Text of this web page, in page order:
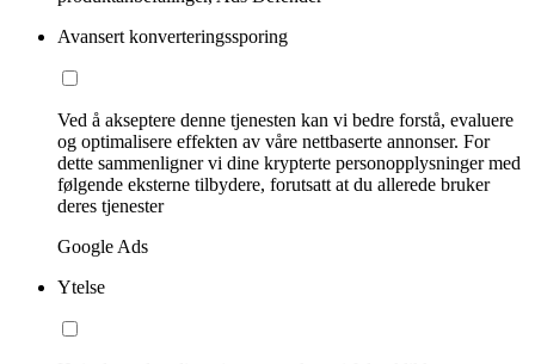
Avansert konverteringssporing
Ved å akseptere denne tjenesten kan vi bedre forstå, evaluere
og optimalisere effekten av våre nettbaserte annonser. For
dette sammenligner vi dine krypterte personopplysninger med
følgende eksterne tilbydere, forutsatt at du allerede bruker
deres tjenester
Google Ads
Ytelse